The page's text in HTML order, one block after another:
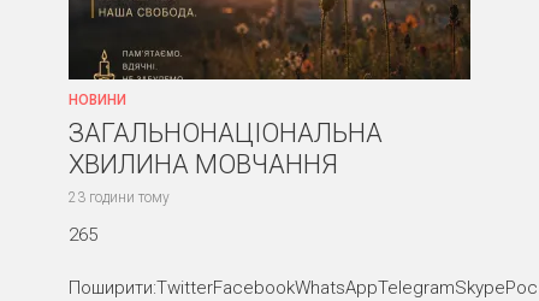
НОВИНИ
ЗАГАЛЬНОНАЦІОНАЛЬНА
ХВИЛИНА МОВЧАННЯ
23 години тому
265